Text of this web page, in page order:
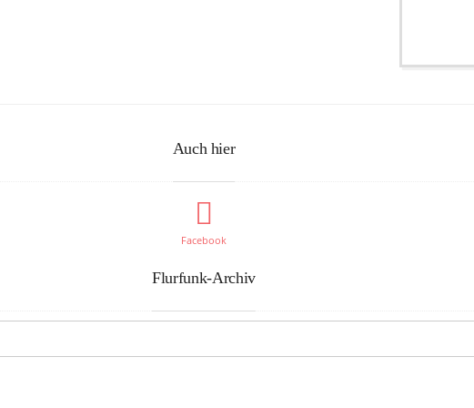
Auch hier
Facebook
Flurfunk-Archiv